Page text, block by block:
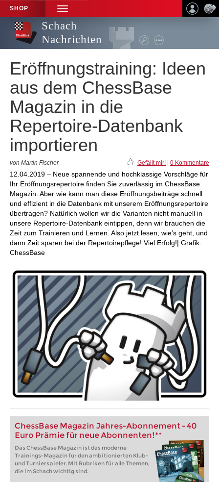
SHOP
TOGGLE
NAVIGATION
Schach
Nachrichten
Eröffnungstraining: Ideen
aus dem ChessBase
Magazin in die
Repertoire-Datenbank
importieren
von Martin Fischer Gefällt mir! 0 Kommentare
12.04.2019 – Neue spannende und hochklassige Vorschläge für
Ihr Eröffnungsrepertoire finden Sie zuverlässig im ChessBase
Magazin. Aber wie kann man diese Eröffnungsbeiträge schnell
und effizient in die Datenbank mit unserem Eröffnungsrepertoire
übertragen? Natürlich wollen wir die Varianten nicht manuell in
unsere Repertoire-Datenbank eintippen, denn wir brauchen die
Zeit zum Trainieren und Lernen. Also jetzt lesen, wie’s geht, und
dann Zeit sparen bei der Repertoirepflege! Viel Erfolg!| Grafik:
ChessBase
ChessBase Magazin Jahres-Abonnement - 40
Euro Prämie für neue Abonnenten!**
Das ChessBase Magazin ist das moderne
Trainings-Magazin für den ambitionierten Klub-
und Turnierspieler. Mit Rubriken für alle Themen,
die im Schach wichtig sind.